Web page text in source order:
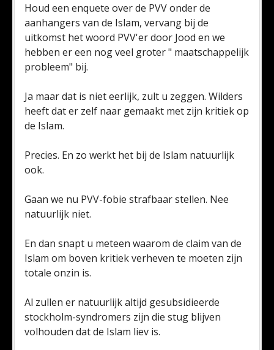
Houd een enquete over de PVV onder de
aanhangers van de Islam, vervang bij de
uitkomst het woord PVV'er door Jood en we
hebben er een nog veel groter " maatschappelijk
probleem" bij.
Ja maar dat is niet eerlijk, zult u zeggen. Wilders
heeft dat er zelf naar gemaakt met zijn kritiek op
de Islam.
Precies. En zo werkt het bij de Islam natuurlijk
ook.
Gaan we nu PVV-fobie strafbaar stellen. Nee
natuurlijk niet.
En dan snapt u meteen waarom de claim van de
Islam om boven kritiek verheven te moeten zijn
totale onzin is.
Al zullen er natuurlijk altijd gesubsidieerde
stockholm-syndromers zijn die stug blijven
volhouden dat de Islam liev is.